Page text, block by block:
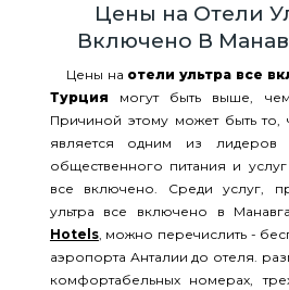
Цены на Отели
Включено В
Цены на отели ультра все
Турция
могут быть выше,
Причиной этому может быть то,
является одним из лидеров
общественного питания и услуг
все включено. Среди услуг,
ультра все включено в
Hotels, можно перечислить -
аэропорта Анталии до отеля.
комфортабельных номерах,